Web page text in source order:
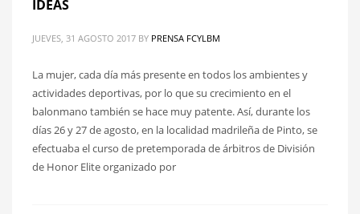
IDEAS
JUEVES, 31 AGOSTO 2017 BY PRENSA FCYLBM
La mujer, cada día más presente en todos los ambientes y
actividades deportivas, por lo que su crecimiento en el
balonmano también se hace muy patente. Así, durante los
días 26 y 27 de agosto, en la localidad madrileña de Pinto, se
efectuaba el curso de pretemporada de árbitros de División
de Honor Elite organizado por